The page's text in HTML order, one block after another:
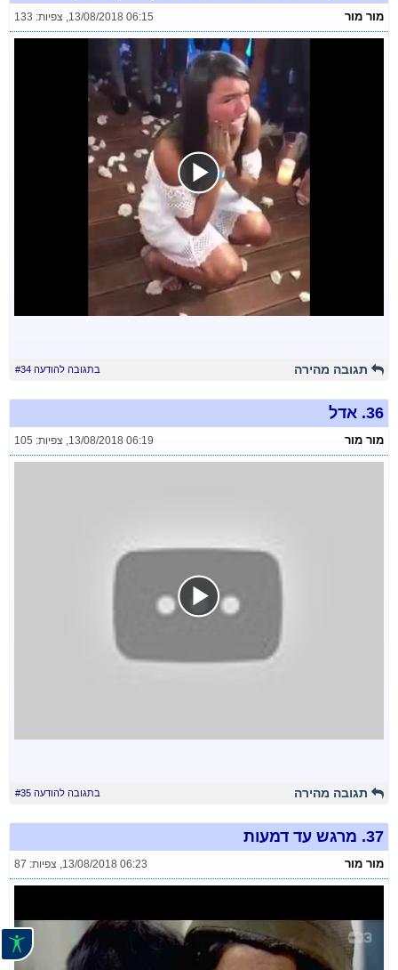
מור מור 13/08/2018 06:15
, צפיות: 133
תגובה מהירה בתגובה להודעה #34
36. אדל
מור מור 13/08/2018 06:19
, צפיות: 105
תגובה מהירה בתגובה להודעה #35
37. מרגש עד דמעות
מור מור 13/08/2018 06:23
, צפיות: 87